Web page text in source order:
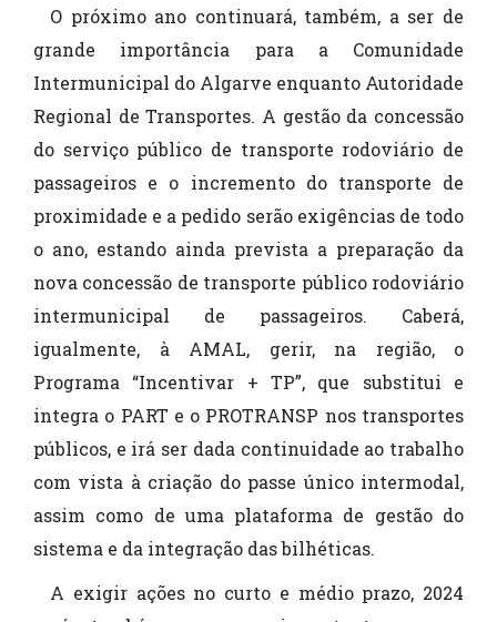
O próximo ano continuará, também, a ser de
grande importância para a Comunidade
Intermunicipal do Algarve enquanto Autoridade
Regional de Transportes. A gestão da concessão
do serviço público de transporte rodoviário de
passageiros e o incremento do transporte de
proximidade e a pedido serão exigências de todo
o ano, estando ainda prevista a preparação da
nova concessão de transporte público rodoviário
intermunicipal de passageiros. Caberá,
igualmente, à AMAL, gerir, na região, o
Programa “Incentivar + TP”, que substitui e
integra o PART e o PROTRANSP nos transportes
públicos, e irá ser dada continuidade ao trabalho
com vista à criação do passe único intermodal,
assim como de uma plataforma de gestão do
sistema e da integração das bilhéticas.
A exigir ações no curto e médio prazo, 2024